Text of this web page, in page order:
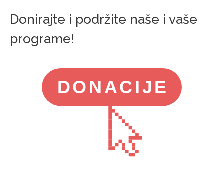
Donirajte i podržite naše i vaše
programe!